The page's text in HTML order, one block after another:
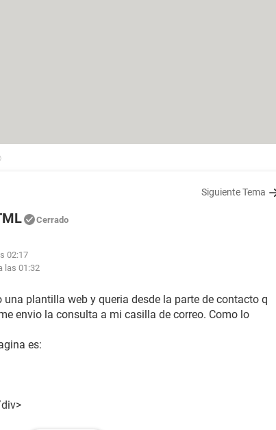
Siguiente Tema
Cerrado
02:17
las 01:32
plantilla web y queria desde la parte de contacto q
envio la consulta a mi casilla de correo. Como lo
es: